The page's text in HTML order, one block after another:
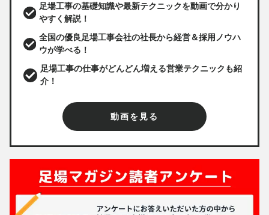
足場工事の基礎知識や最新テクニックを動画で分かり
やすく解説！
全国の優良足場工事会社の社長から経営＆採用ノウハ
ウが学べる！
足場工事の仕事がどんどん増える営業テクニックも紹
介！
動画を見る